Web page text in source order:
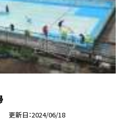
更新日 2024/06/18